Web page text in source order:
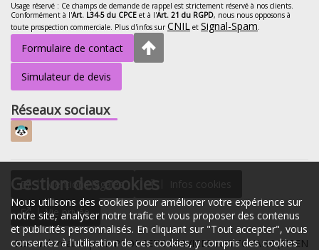
Gestion des cookies
Nous utilisons des cookies pour améliorer votre expérience sur
notre site, analyser notre trafic et vous proposer des contenus
et publicités personnalisés. En cliquant sur "Tout accepter", vous
consentez à l'utilisation de ces cookies, y compris des cookies
Usage réservé : Ce champs de demande de rappel est strictement réservé à nos clients.
Conformément à l'Art. L34-5 du CPCE et à l'Art. 21 du RGPD, nous nous opposons à
toute prospection commerciale. Plus d'infos surCNIL et Signal-Spam.
Formulaire de contact
Simulateur de devis
Réseaux sociaux
Mentions légales Infos cookies
Vie privée
Site web réalisé pour PROPRETE SERVICES NETTOYAGE (SIREN